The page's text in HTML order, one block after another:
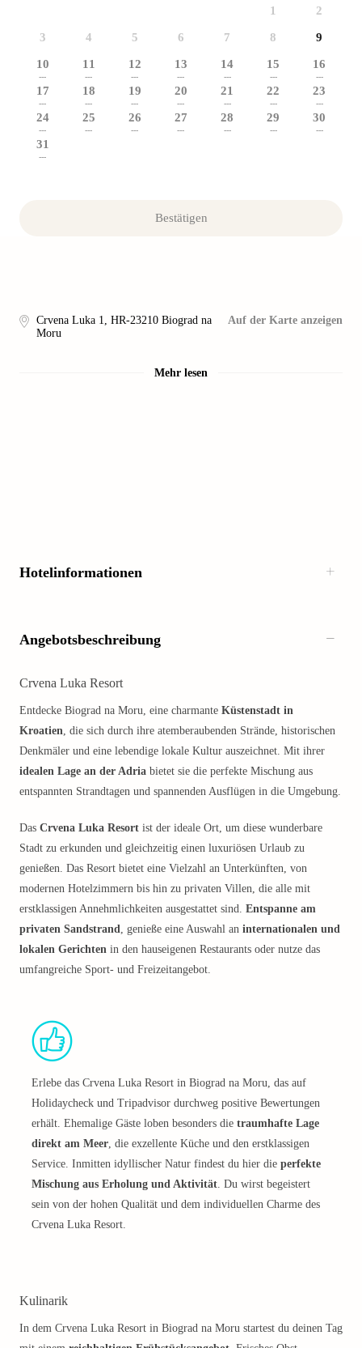
1 2
3 4 5 6 7 8 9
10
---
11
---
12
---
13
---
14
---
15
---
16
---
17
---
18
---
19
---
20
---
21
---
22
---
23
---
24
---
25
---
26
---
27
---
28
---
29
---
30
---
31
---
Bestätigen
Crvena Luka 1, HR-23210 Biograd na
Moru
Auf der Karte anzeigen
Mehr lesen
Hotelinformationen
Angebotsbeschreibung
Crvena Luka Resort
Entdecke Biograd na Moru, eine charmante Küstenstadt in
Kroatien, die sich durch ihre atemberaubenden Strände, historischen
Denkmäler und eine lebendige lokale Kultur auszeichnet. Mit ihrer
idealen Lage an der Adria bietet sie die perfekte Mischung aus
entspannten Strandtagen und spannenden Ausflügen in die Umgebung.
Das Crvena Luka Resort ist der ideale Ort, um diese wunderbare
Stadt zu erkunden und gleichzeitig einen luxuriösen Urlaub zu
genießen. Das Resort bietet eine Vielzahl an Unterkünften, von
modernen Hotelzimmern bis hin zu privaten Villen, die alle mit
erstklassigen Annehmlichkeiten ausgestattet sind. Entspanne am
privaten Sandstrand, genieße eine Auswahl an internationalen und
lokalen Gerichten in den hauseigenen Restaurants oder nutze das
umfangreiche Sport- und Freizeitangebot.
Erlebe das Crvena Luka Resort in Biograd na Moru, das auf
Holidaycheck und Tripadvisor durchweg positive Bewertungen
erhält. Ehemalige Gäste loben besonders die traumhafte Lage
direkt am Meer, die exzellente Küche und den erstklassigen
Service. Inmitten idyllischer Natur findest du hier die perfekte
Mischung aus Erholung und Aktivität. Du wirst begeistert
sein von der hohen Qualität und dem individuellen Charme des
Crvena Luka Resort.
Kulinarik
In dem Crvena Luka Resort in Biograd na Moru startest du deinen Tag